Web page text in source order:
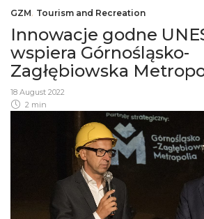
GZM, Tourism and Recreation
Innowacje godne
wspiera Górnośląsko-
Zagłębiowska
18 August 2022
2 min